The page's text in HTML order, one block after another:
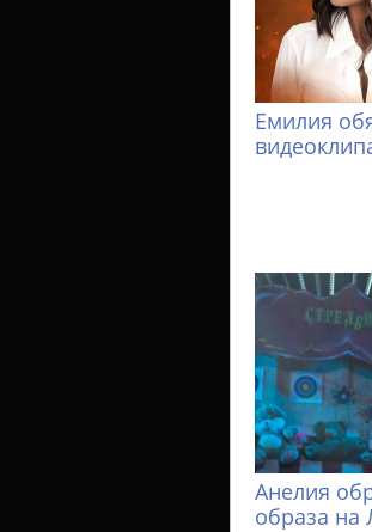
Емилия
Анелия
образа на